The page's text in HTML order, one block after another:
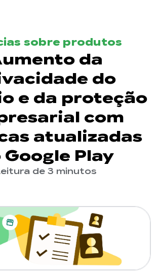
sobre produtos
da
do
e da proteção
com
atualizadas
Google Play
de 3 minutos